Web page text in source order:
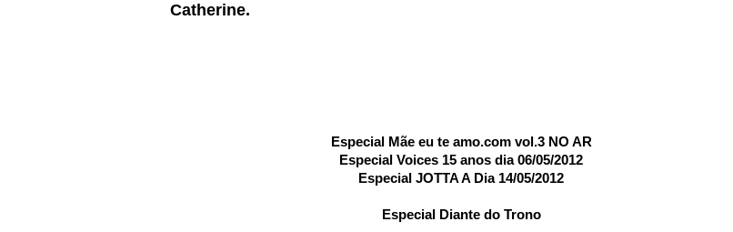
Catherine.
Especial Mãe eu te amo.com vol.3 NO AR
Especial Voices 15 anos dia 06/05/2012
Especial JOTTA A Dia 14/05/2012
Especial Diante do Trono